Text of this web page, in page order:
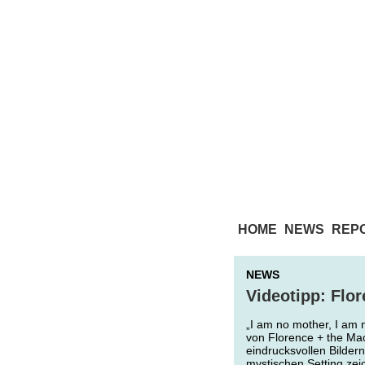
HOME NEWS
NEWS
Videotipp:
„I am no mother, I am
von Florence + the
eindrucksvollen